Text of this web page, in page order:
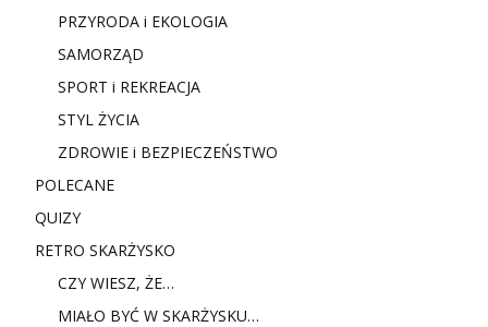
PRZYRODA i EKOLOGIA
SAMORZĄD
SPORT i REKREACJA
STYL ŻYCIA
ZDROWIE i BEZPIECZEŃSTWO
POLECANE
QUIZY
RETRO SKARŻYSKO
CZY WIESZ, ŻE…
MIAŁO BYĆ W SKARŻYSKU…